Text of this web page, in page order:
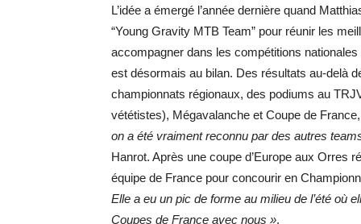
L’idée a émergé l’année dernière quand
“Young Gravity MTB Team” pour réunir les
accompagner dans les compétitions
est désormais au bilan. Des résultats au-delà
championnats régionaux, des podiums au
vététistes), Mégavalanche et Coupe de
on a été vraiment reconnu par des autres
Hanrot. Après une coupe d’Europe aux Orres
équipe de France pour concourir en
Elle a eu un pic de forme au milieu de l’été où
Coupes de France avec nous ».